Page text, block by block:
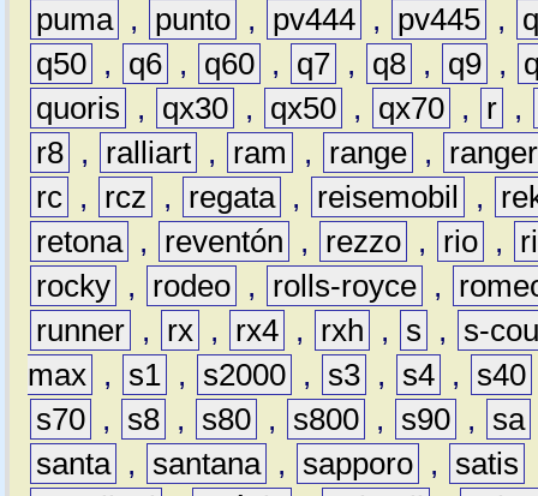
puma , punto , pv444 , pv445 ,
q50 , q6 , q60 , q7 , q8 , q9 ,
quoris
, qx30 , qx50 , qx70 , r ,
r8 , ralliart , ram , range ,
ranger
rc , rcz , regata , reisemobil ,
retona , reventón , rezzo , rio ,
rocky , rodeo , rolls-royce ,
runner , rx , rx4 , rxh , s ,
s-
max , s1 , s2000 , s3 , s4 , s40
s70 , s8 , s80 , s800 , s90 , sa
santa , santana , sapporo , satis